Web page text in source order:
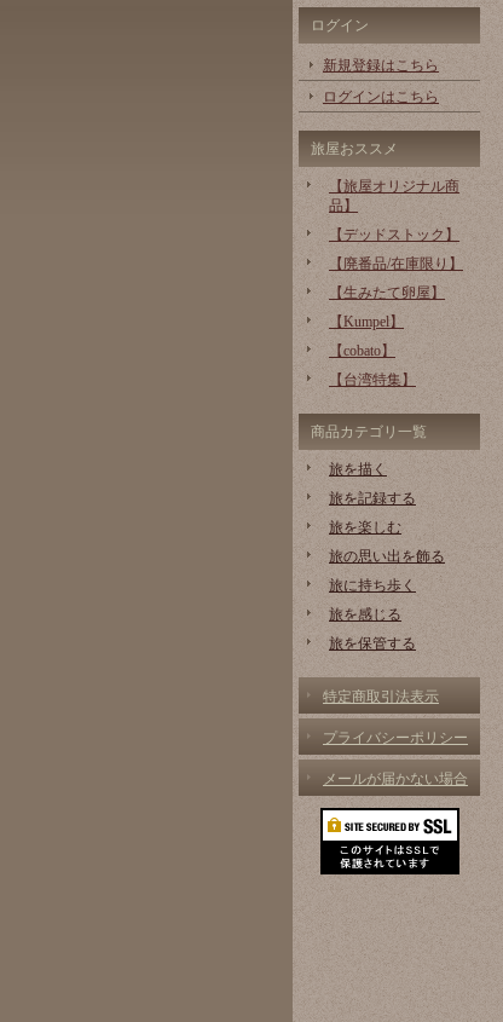
ログイン
新規登録はこちら
ログインはこちら
旅屋おススメ
【旅屋オリジナル商
品】
【デッドストック】
【廃番品/在庫限り】
【生みたて卵屋】
【Kumpel】
【cobato】
【台湾特集】
商品カテゴリ一覧
旅を描く
旅を記録する
旅を楽しむ
旅の思い出を飾る
旅に持ち歩く
旅を感じる
旅を保管する
特定商取引法表示
プライバシーポリシー
メールが届かない場合